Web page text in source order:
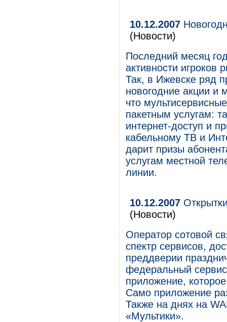
10.12.2007
(Новости)
Последний месяц
активности игроков
Так, в Ижевске ряд
новогодние акции
что
пакетным услугам:
интернет-доступ и
кабельному ТВ и
дарит призы
услугам местной
линии.
10.12.2007
(Новости)
Оператор сотовой
спектр сервисов,
преддверии
федеральный
приложение,
Само приложение
Также на днях на
«Мультики».